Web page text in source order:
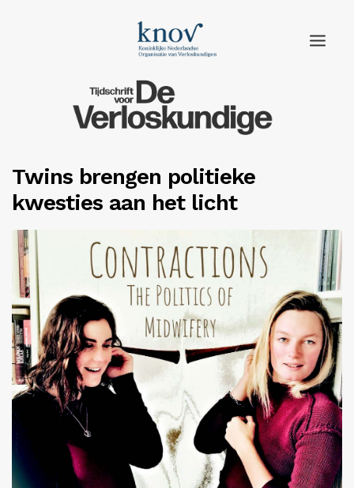
Edities
Abonneren
Knov.nl
Contact
Inloggen
Twins brengen politieke
kwesties aan het licht